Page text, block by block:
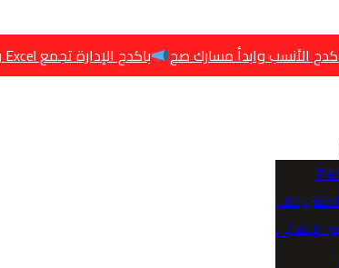
مسارك صح باكدج الإدارة تجمع Excel و Primavera و Power Bi
الإنشائي